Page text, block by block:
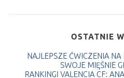
OSTATNIE
NAJLEPSZE ĆWICZENIA
SWOJE MIĘŚNIE
RANKINGI VALENCIA CF: